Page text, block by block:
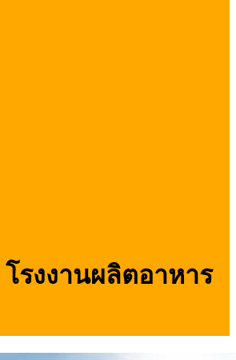
โรงงานผลิตอาหาร